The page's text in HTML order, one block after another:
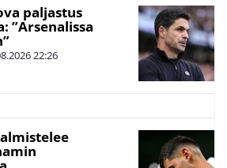
paljastus
”Arsenalissa
22:26